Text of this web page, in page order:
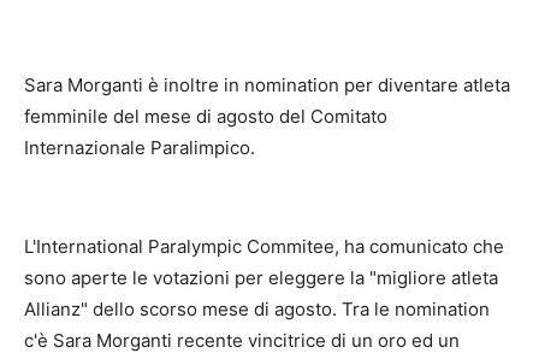
Sara Morganti è inoltre in nomination per diventare atleta
femminile del mese di agosto del Comitato
Internazionale Paralimpico.
L'International Paralympic Commitee, ha comunicato che
sono aperte le votazioni per eleggere la "migliore atleta
Allianz" dello scorso mese di agosto. Tra le nomination
c'è Sara Morganti recente vincitrice di un oro ed un